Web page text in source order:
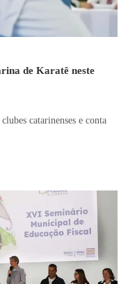
de Karatê neste
catarinenses e conta